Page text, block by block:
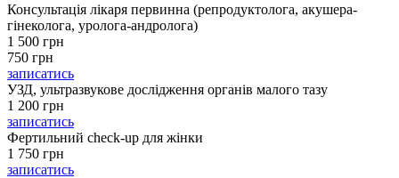
Консультація лікаря первинна (репродуктолога, акушера-
гінеколога, уролога-андролога)
1 500 грн
750 грн
записатись
УЗД, ультразвукове дослідження органів малого тазу
1 200 грн
записатись
Фертильний check-up для жінки
1 750 грн
записатись